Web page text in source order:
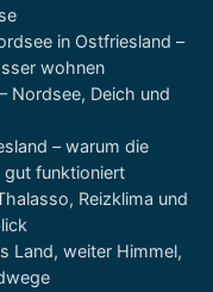
in Ostfriesland –
wohnen
Nordsee, Deich und
– warum die
gut funktioniert
Reizklima und
Land, weiter Himmel,